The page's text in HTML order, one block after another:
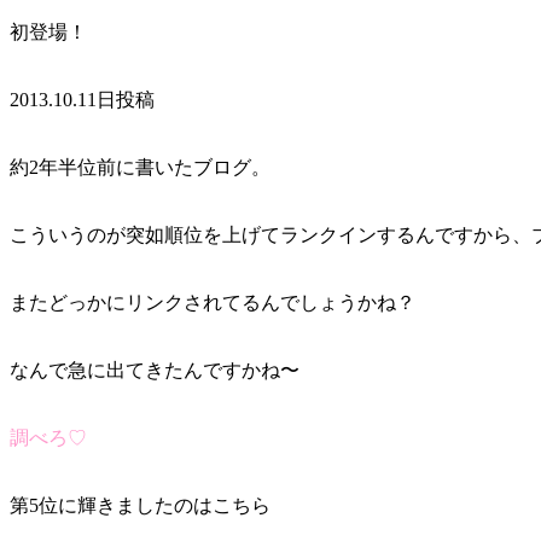
初登場！
2013.10.11日投稿
約2年半位前に書いたブログ。
こういうのが突如順位を上げてランクインするんですから
またどっかにリンクされてるんでしょうかね？
なんで急に出てきたんですかね〜
調べろ♡
第5位に輝きましたのはこちら